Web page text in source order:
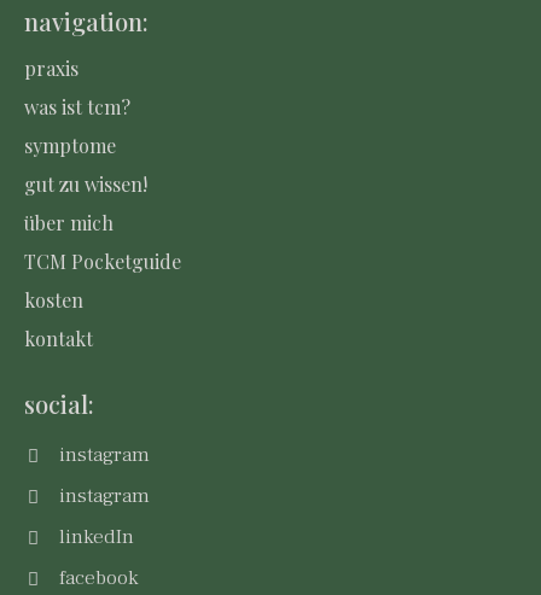
navigation:
praxis
was ist tcm?
symptome
gut zu wissen!
über mich
TCM Pocketguide
kosten
kontakt
social:
instagram
instagram
linkedIn
facebook